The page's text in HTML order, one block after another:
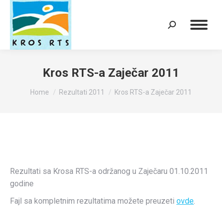
Search:
Kros RTS-a Zaječar 2011
You are here:
Home Rezultati 2011 Kros RTS-a Zaječar 2011
Rezultati sa Krosa RTS-a održanog u Zaječaru 01.10.2011
godine
Fajl sa kompletnim rezultatima možete preuzeti ovde.